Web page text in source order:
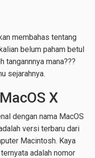
membahas tentang
belum paham betul
tangannnya mana???
sejarahnya.
X
dengan nama MacOS
versi terbaru dari
Macintosh. Kaya
adalah nomor